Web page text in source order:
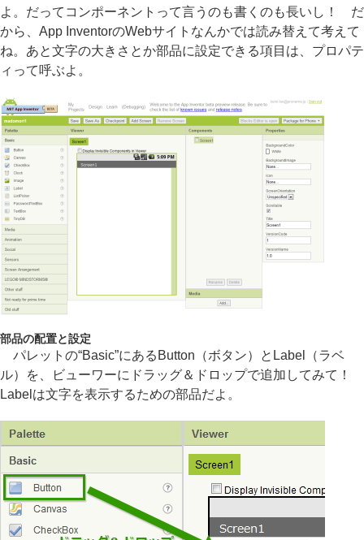
よ。だってコンポーネントって言うのも書くのも長いし！ だ
から、App InventorのWebサイトなんかでは読み替えて考えて
ね。あと文字の大きさとか部品に設定できる項目は、プロパテ
ィって呼ぶよ。
部品の配置と設定
パレットの“Basic”にあるButton（ボタン）とLabel（ラベ
ル）を、ビューワーにドラッグ＆ドロップで追加してみて！
Labelは文字を表示するための部品だよ。